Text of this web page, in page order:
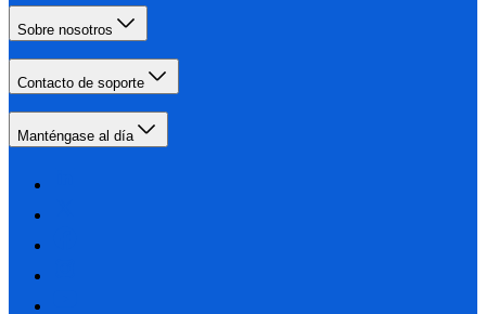
Sobre nosotros
Contacto de soporte
Manténgase al día